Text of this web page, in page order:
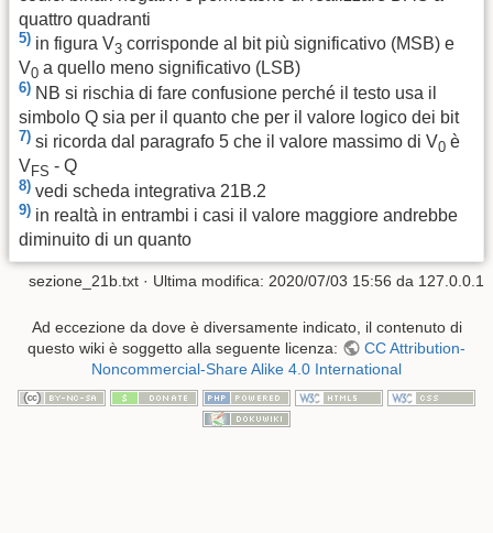
quattro quadranti
5) in figura V3 corrisponde al bit più significativo (MSB) e
V0 a quello meno significativo (LSB)
6) NB si rischia di fare confusione perché il testo usa il
simbolo Q sia per il quanto che per il valore logico dei bit
7) si ricorda dal paragrafo 5 che il valore massimo di V0 è
VFS - Q
8) vedi scheda integrativa 21B.2
9) in realtà in entrambi i casi il valore maggiore andrebbe
diminuito di un quanto
sezione_21b.txt · Ultima modifica: 2020/07/03 15:56 da 127.0.0.1
Ad eccezione da dove è diversamente indicato, il contenuto di
questo wiki è soggetto alla seguente licenza:
CC Attribution-
Noncommercial-Share Alike 4.0 International